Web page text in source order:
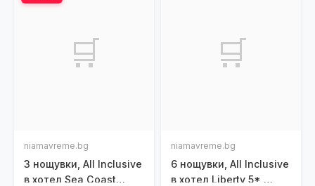
🛒
niamavreme.bg
3 нощувки, All Inclusive
в хотел Sea Coast
🛒
niamavreme.bg
6 нощувки, All Inclusive
в хотел Liberty 5*,